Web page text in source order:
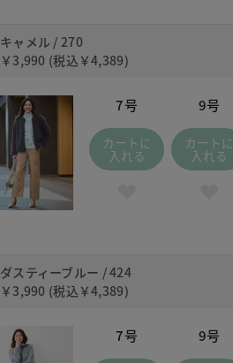
キャメル / 270
￥3,990 (税込 ￥4,389)
7号
カートに
入れる
9号
カートに
入れる
ダスティーブルー / 424
￥3,990 (税込 ￥4,389)
7号 9号